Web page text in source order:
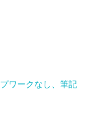
ワークなし、筆記